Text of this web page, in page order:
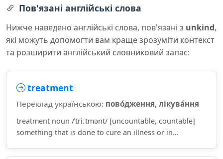
Пов'язані англійські слова
Нижче наведено англійські слова, пов'язані з unkind,
які можуть допомогти вам краще зрозуміти контекст
та розширити англійський словниковий запас:
treatment
Переклад українською: пово́дження, лікува́ння
treatment noun /ˈtriːtmənt/ [uncountable, countable]
something that is done to cure an illness or in...